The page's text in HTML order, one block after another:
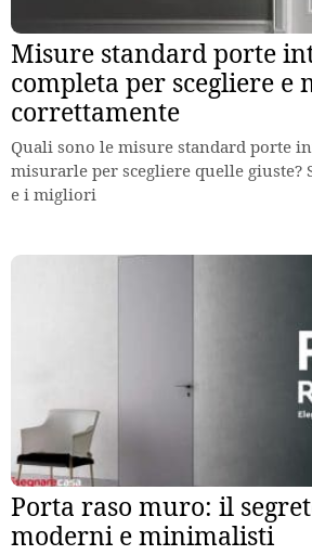
Misure standard porte
completa per scegliere e
correttamente
Quali sono le misure standard porte
misurarle per scegliere quelle giuste?
e i migliori
Porta raso muro: il
moderni e minimalisti